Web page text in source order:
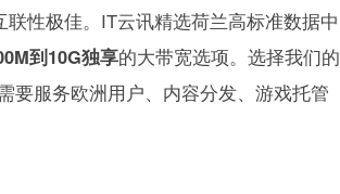
性极佳。IT云讯精选荷兰高标准数据中
到10G独享的大带宽选项。选择我们的
要服务欧洲用户、内容分发、游戏托管